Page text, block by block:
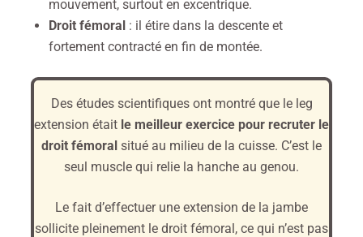
mouvement, surtout en excentrique.
Droit fémoral : il étire dans la descente et
fortement contracté en fin de montée.
Des études scientifiques ont montré que le leg
extension était le meilleur exercice pour recruter le
droit fémoral situé au milieu de la cuisse. C’est le
seul muscle qui relie la hanche au genou.
Le fait d’effectuer une extension de la jambe
sollicite pleinement le droit fémoral, ce qui n’est pas